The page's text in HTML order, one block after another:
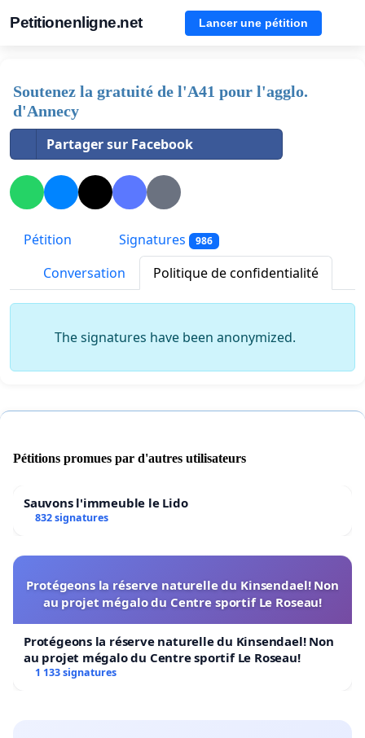
Petitionenligne.net Lancer une pétition
Soutenez la gratuité de l'A41 pour l'agglo.
d'Annecy
Partager sur Facebook
Pétition Signatures 986
Conversation Politique de confidentialité
The signatures have been anonymized.
Pétitions promues par d'autres utilisateurs
Sauvons l'immeuble le Lido
832 signatures
Protégeons la réserve naturelle du Kinsendael! Non
au projet mégalo du Centre sportif Le Roseau!
Protégeons la réserve naturelle du Kinsendael! Non
au projet mégalo du Centre sportif Le Roseau!
1 133 signatures